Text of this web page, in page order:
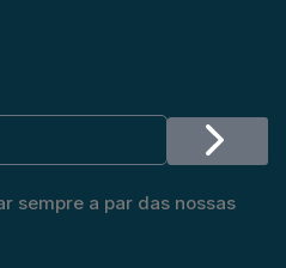
sempre a par das nossas